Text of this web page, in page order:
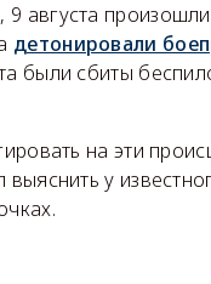
9 августа произошли
детонировали
были сбиты
на эти
у